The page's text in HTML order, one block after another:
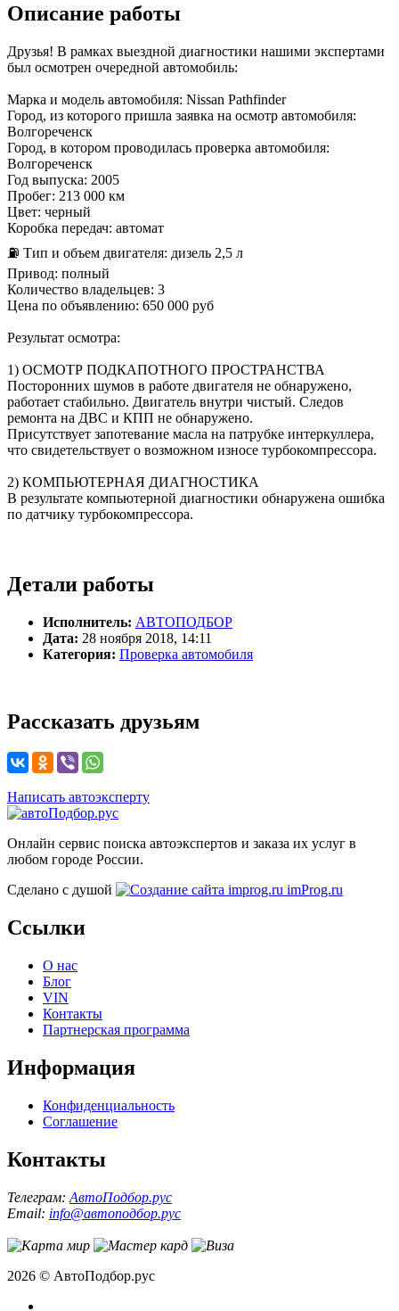
Описание работы
Друзья! В рамках выездной диагностики нашими экспертами
был осмотрен очередной автомобиль:
Марка и модель автомобиля: Nissan Pathfinder
Город, из которого пришла заявка на осмотр автомобиля:
Волгореченск
Город, в котором проводилась проверка автомобиля:
Волгореченск
Год выпуска: 2005
Пробег: 213 000 км
Цвет: черный
Коробка передач: автомат
⛽ Тип и объем двигателя: дизель 2,5 л
Привод: полный
Количество владельцев: 3
Цена по объявлению: 650 000 руб
Результат осмотра:
1) ОСМОТР ПОДКАПОТНОГО ПРОСТРАНСТВА
Посторонних шумов в работе двигателя не обнаружено,
работает стабильно. Двигатель внутри чистый. Следов
ремонта на ДВС и КПП не обнаружено.
Присутствует запотевание масла на патрубке интеркуллера,
что свидетельствует о возможном износе турбокомпрессора.
2) КОМПЬЮТЕРНАЯ ДИАГНОСТИКА
В результате компьютерной диагностики обнаружена ошибка
по датчику турбокомпрессора.
Детали работы
Исполнитель: АВТОПОДБОР
Дата: 28 ноября 2018, 14:11
Категория: Проверка автомобиля
Рассказать друзьям
Написать автоэксперту
Онлайн сервис поиска автоэкспертов и заказа их услуг в
любом городе России.
Сделано с душой
imProg.ru
Ссылки
О нас
Блог
VIN
Контакты
Партнерская программа
Информация
Конфиденциальность
Соглашение
Контакты
Телеграм: АвтоПодбор.рус
Email: info@автоподбор.рус
2026 © АвтоПодбор.рус